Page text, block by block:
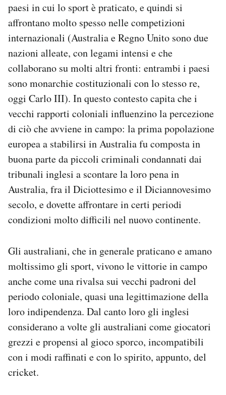
paesi in cui lo sport è praticato, e quindi si
affrontano molto spesso nelle competizioni
internazionali (Australia e Regno Unito sono due
nazioni alleate, con legami intensi e che
collaborano su molti altri fronti: entrambi i paesi
sono monarchie costituzionali con lo stesso re,
oggi Carlo III). In questo contesto capita che i
vecchi rapporti coloniali influenzino la percezione
di ciò che avviene in campo: la prima popolazione
europea a stabilirsi in Australia fu composta in
buona parte da piccoli criminali condannati dai
tribunali inglesi a scontare la loro pena in
Australia, fra il Diciottesimo e il Diciannovesimo
secolo, e dovette affrontare in certi periodi
condizioni molto difficili nel nuovo continente.
Gli australiani, che in generale praticano e amano
moltissimo gli sport, vivono le vittorie in campo
anche come una rivalsa sui vecchi padroni del
periodo coloniale, quasi una legittimazione della
loro indipendenza. Dal canto loro gli inglesi
considerano a volte gli australiani come giocatori
grezzi e propensi al gioco sporco, incompatibili
con i modi raffinati e con lo spirito, appunto, del
cricket.